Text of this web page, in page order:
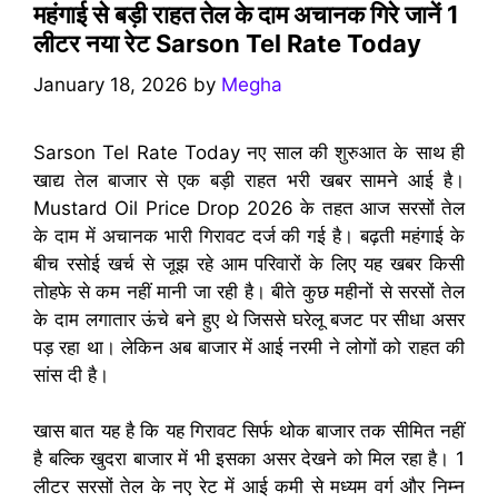
महंगाई से बड़ी राहत तेल के दाम अचानक गिरे जानें 1
लीटर नया रेट Sarson Tel Rate Today
January 18, 2026 by Megha
Sarson Tel Rate Today नए साल की शुरुआत के साथ ही
खाद्य तेल बाजार से एक बड़ी राहत भरी खबर सामने आई है।
Mustard Oil Price Drop 2026 के तहत आज सरसों तेल
के दाम में अचानक भारी गिरावट दर्ज की गई है। बढ़ती महंगाई के
बीच रसोई खर्च से जूझ रहे आम परिवारों के लिए यह खबर किसी
तोहफे से कम नहीं मानी जा रही है। बीते कुछ महीनों से सरसों तेल
के दाम लगातार ऊंचे बने हुए थे जिससे घरेलू बजट पर सीधा असर
पड़ रहा था। लेकिन अब बाजार में आई नरमी ने लोगों को राहत की
सांस दी है।
खास बात यह है कि यह गिरावट सिर्फ थोक बाजार तक सीमित नहीं
है बल्कि खुदरा बाजार में भी इसका असर देखने को मिल रहा है। 1
लीटर सरसों तेल के नए रेट में आई कमी से मध्यम वर्ग और निम्न